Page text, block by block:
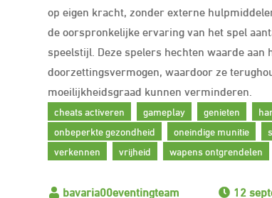
op eigen kracht, zonder externe
de oorspronkelijke ervaring van het spel
speelstijl. Deze spelers hechten waarde
doorzettingsvermogen, waardoor ze
moeilijkheidsgraad kunnen verminderen.
cheats activeren gameplay genieten
onbeperkte gezondheid
oneindige munitie
verkennen
vrijheid wapens ontgrendelen
12